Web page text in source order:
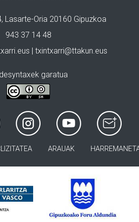
Lasarte-Oria 20160 Gipuzkoa
943 37 14 48
| txintxarri@ttakun.eus
garatua
ARAUAK